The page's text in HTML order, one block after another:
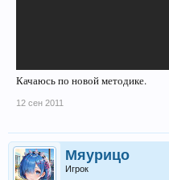
Качаюсь по новой методике.
12 сен 2011
Мяурицо
Игрок